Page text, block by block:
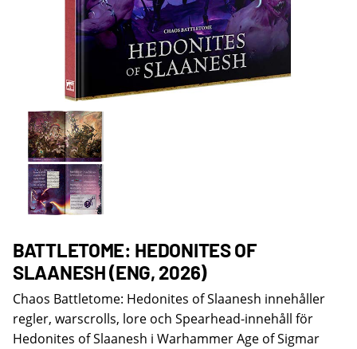
BATTLETOME: HEDONITES OF
SLAANESH (ENG, 2026)
Chaos Battletome: Hedonites of Slaanesh innehåller
regler, warscrolls, lore och Spearhead-innehåll för
Hedonites of Slaanesh i Warhammer Age of Sigmar